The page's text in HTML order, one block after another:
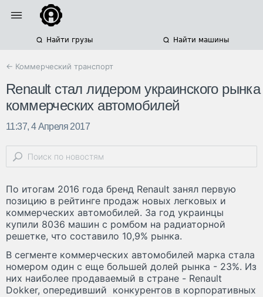
Найти грузы Найти машины
← Коммерческий транспорт
Renault стал лидером украинского рынка
коммерческих автомобилей
11:37, 4 Апреля 2017
По итогам 2016 года бренд Renault занял первую
позицию в рейтинге продаж новых легковых и
коммерческих автомобилей. За год украинцы
купили 8036 машин с ромбом на радиаторной
решетке, что составило 10,9% рынка.
В сегменте коммерческих автомобилей марка стала
номером один с еще большей долей рынка - 23%. Из
них наиболее продаваемый в стране - Renault
Dokker, опередивший конкурентов в корпоративных